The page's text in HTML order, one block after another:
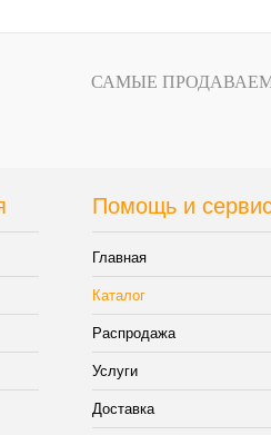
В избранное Под
САМЫЕ
Помощь и
Главная
Каталог
Распродажа
Услуги
Доставка